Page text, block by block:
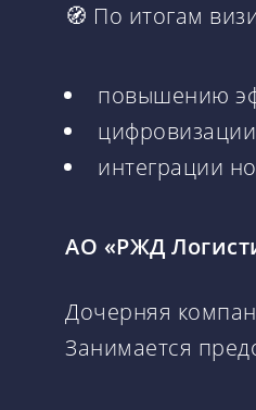
🧭 По итогам
повышению
интеграции
АО «РЖД
Дочерняя
Занимается